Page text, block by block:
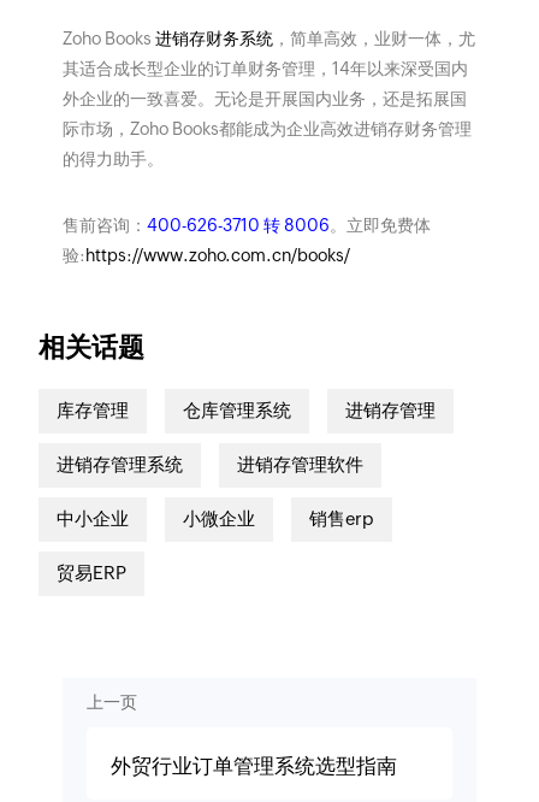
Zoho Books 进销存财务系统，简单高效，业财一体，尤
其适合成长型企业的订单财务管理，14年以来深受国内
外企业的一致喜爱。无论是开展国内业务，还是拓展国
际市场，Zoho Books都能成为企业高效进销存财务管理
的得力助手。
售前咨询： 400-626-3710 转 8006。立即免费体
验: https://www.zoho.com.cn/books/
相关话题
库存管理 仓库管理系统 进销存管理
进销存管理系统 进销存管理软件
中小企业 小微企业 销售erp
贸易ERP
上一页
外贸行业订单管理系统选型指南